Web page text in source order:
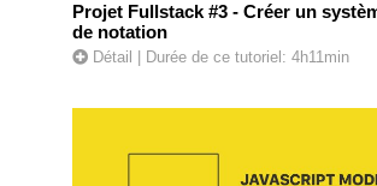
Projet Fullstack #3 - Créer un
de notation
Détail | Durée de ce tutoriel: 4h11min